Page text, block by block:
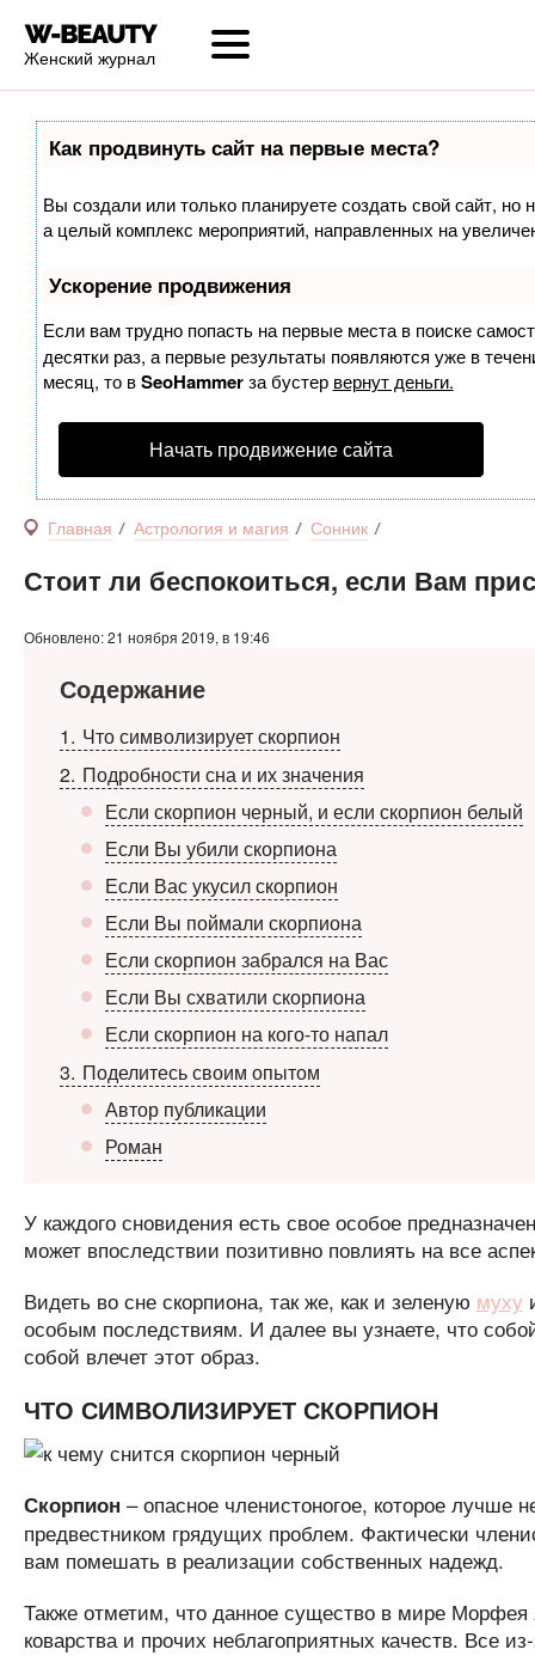
Женский журнал
Как продвинуть сайт на первые места?
Вы создали или только планируете создать свой сайт, но
а целый комплекс мероприятий, направленных на
Ускорение продвижения
Если вам трудно попасть на первые места в поиске
десятки раз, а первые результаты появляются уже в
месяц, то вSeoHammerза бустер вернут деньги.
Начать продвижение сайта
Главная Астрология и магия Сонник
Стоит ли беспокоиться, если Вам
Обновлено: 21 ноября 2019, в 19:46
Содержание
1
Что символизирует скорпион
2 Подробности сна и их значения
Если скорпион черный, и если скорпион белый
Если Вы убили скорпиона
Если Вас укусил скорпион
Если Вы поймали скорпиона
Если скорпион забрался на Вас
Если Вы схватили скорпиона
Если скорпион на кого-то напал
3 Поделитесь своим опытом
Автор публикации
Роман
У каждого сновидения есть свое особое
может впоследствии позитивно повлиять на все
Видеть во сне скорпиона, так же, как и зеленую муху
особым последствиям. И далее вы узнаете, что
собой влечет этот образ.
ЧТО СИМВОЛИЗИРУЕТ СКОРПИОН
Скорпион – опасное членистоногое, которое лучше
предвестником грядущих проблем. Фактически
вам помешать в реализации собственных надежд.
Также отметим, что данное существо в мире Морфея
коварства и прочих неблагоприятных качеств. Все